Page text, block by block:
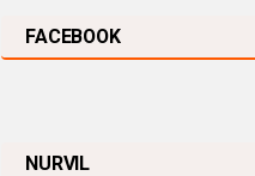
FACEBOOK
NURVIL